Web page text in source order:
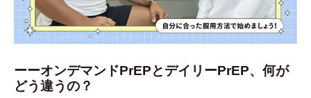
ーーオンデマンドPrEPとデイリーPrEP、何が
どう違うの？